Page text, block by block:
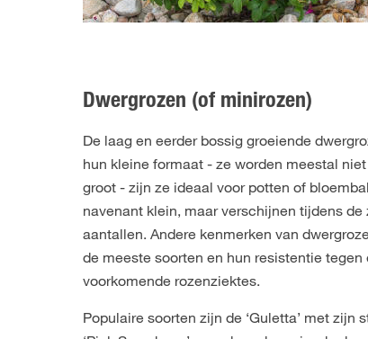
Dwergrozen (of minirozen)
De laag en eerder bossig groeiende
hun kleine formaat - ze worden meestal
groot - zijn ze ideaal voor potten of
navenant klein, maar verschijnen tijdens
aantallen. Andere kenmerken van
de meeste soorten en hun resistentie
voorkomende rozenziektes.
Populaire soorten zijn de ‘Guletta’ met zijn